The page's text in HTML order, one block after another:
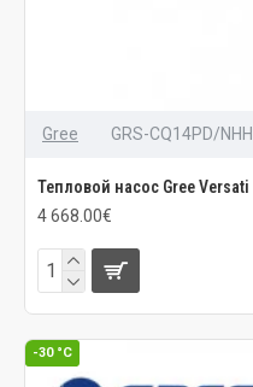
Gree GRS-CQ14PD/
Тепловой насос Gree Versati
4 668.00€
-30 °C